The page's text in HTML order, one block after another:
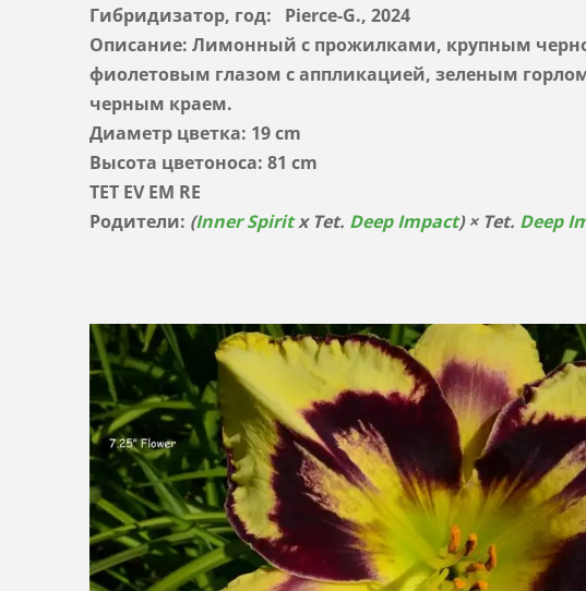
Гибридизатор, год: Pierce-G., 2024
Описание: Лимонный с прожилками, крупным
фиолетовым глазом с аппликацией, зеленым
черным краем.
Диаметр цветка: 19 cm
Высота цветоноса: 81 cm
TET EV EM RE
Родители: (Inner Spiritx Tet. Deep Impact) × Tet. Deep